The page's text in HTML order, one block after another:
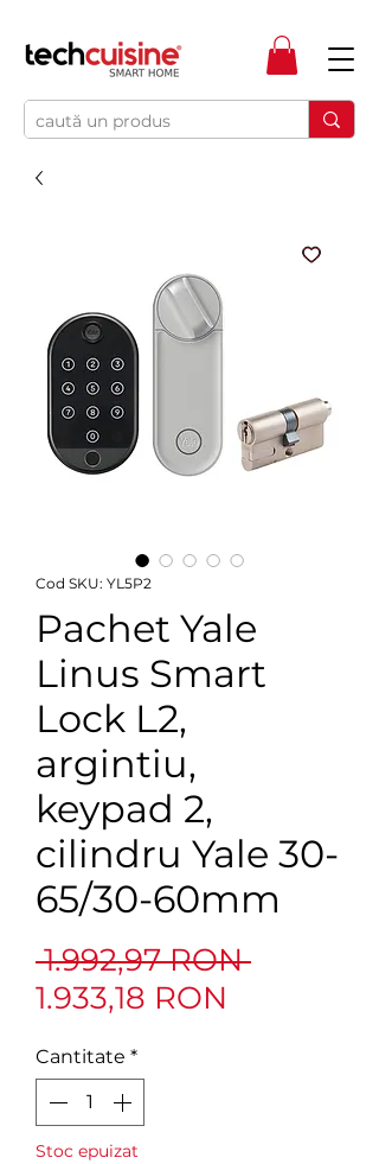
Cod SKU: YL5P2
Pachet Yale
Linus Smart
Lock L2,
argintiu,
keypad 2,
cilindru Yale 30-
65/30-60mm
1.992,97 RON Preț
1.933,18 RON
Cantitate *
Stoc epuizat